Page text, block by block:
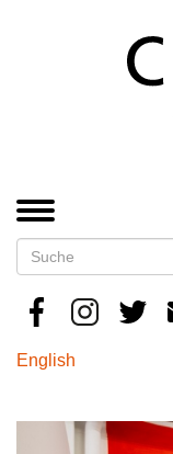
Search
Suche
English